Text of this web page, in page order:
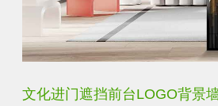
文化进门遮挡前台LOGO背景